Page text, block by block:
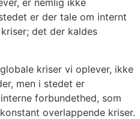
er nemlig ikke
er der tale om internt
det der kaldes
kriser vi oplever, ikke
men i stedet er
forbundethed, som
overlappende kriser.